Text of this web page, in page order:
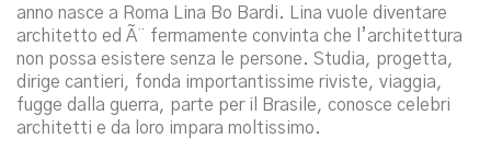
anno nasce a Roma Lina Bo Bardi. Lina vuole diventare
architetto ed Ã¨ fermamente convinta che l’architettura
non possa esistere senza le persone. Studia, progetta,
dirige cantieri, fonda importantissime riviste, viaggia,
fugge dalla guerra, parte per il Brasile, conosce celebri
architetti e da loro impara moltissimo.